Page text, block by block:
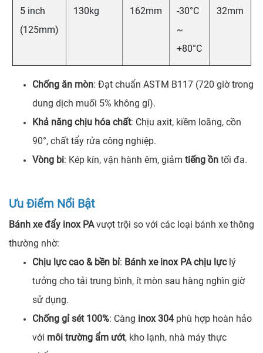
5 inch
(125mm)
130kg 162mm
-30°C
~
+80°C
32mm
Chống ăn mòn: Đạt chuẩn ASTM B117 (720 giờ trong
dung dịch muối 5% không gỉ).
Khả năng chịu hóa chất: Chịu axit, kiềm loãng, cồn
90°, chất tẩy rửa công nghiệp.
Vòng bi: Kép kín, vận hành êm, giảm tiếng ồn tối đa.
Ưu Điểm Nổi Bật
Bánh xe đẩy inox PAvượt trội so với các loại bánh xe thông
thường nhờ:
Chịu lực cao & bền bỉ: Bánh xe inox PA chịu lựclý
tưởng cho tải trung bình, ít mòn sau hàng nghìn giờ
sử dụng.
Chống gỉ sét 100%: Càng inox 304phù hợp hoàn hảo
với môi trường ẩm ướt, kho lạnh, nhà máy thực